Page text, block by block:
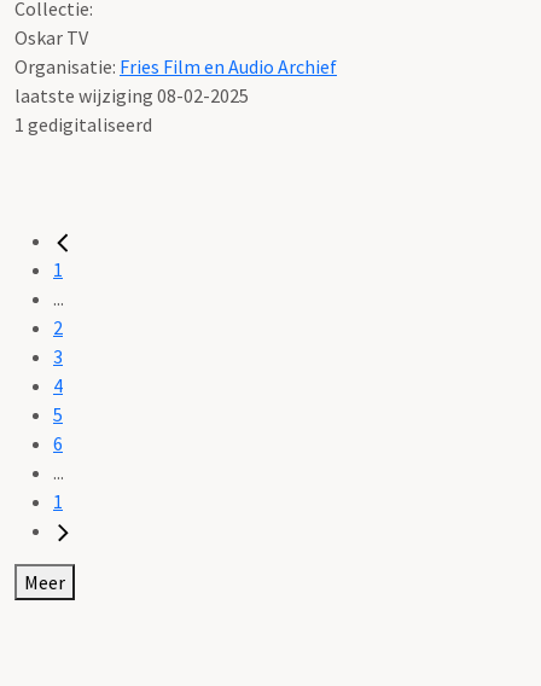
Collectie:
Oskar TV
Organisatie: Fries Film en Audio Archief
laatste wijziging 08-02-2025
1 gedigitaliseerd
1
...
2
3
4
5
6
...
1
Meer